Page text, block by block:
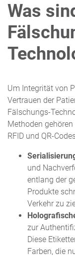
Was
Um Integrität von
Vertrauen der
Fälschungs-
Methoden
RFID und QR-
und
entlang der
Produkte
Verkehr zu
zur
Diese
Farben, die